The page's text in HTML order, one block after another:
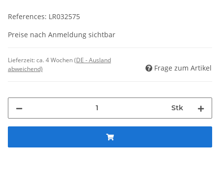
References: LR032575
Preise nach Anmeldung sichtbar
Lieferzeit:ca. 4 Wochen(DE - Ausland
abweichend)
Frage zum Artikel
Stk